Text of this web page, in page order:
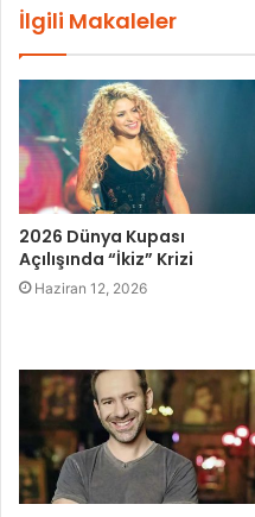
İlgili Makaleler
2026 Dünya Kupası
Açılışında “İkiz” Krizi
Haziran 12, 2026